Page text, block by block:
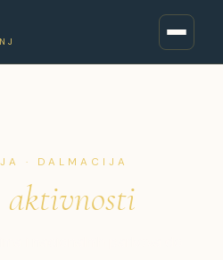
· DALMACIJA
aktivnosti